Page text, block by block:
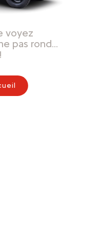
voyez
pas rond…